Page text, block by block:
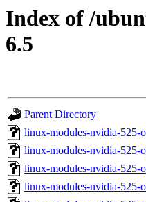
Index of /
6.5
Parent Directory
linux-modules-nvidia-525-
linux-modules-nvidia-525-
linux-modules-nvidia-525-
linux-modules-nvidia-525-